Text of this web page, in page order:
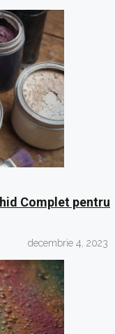
Complet pentru
decembrie 4, 2023